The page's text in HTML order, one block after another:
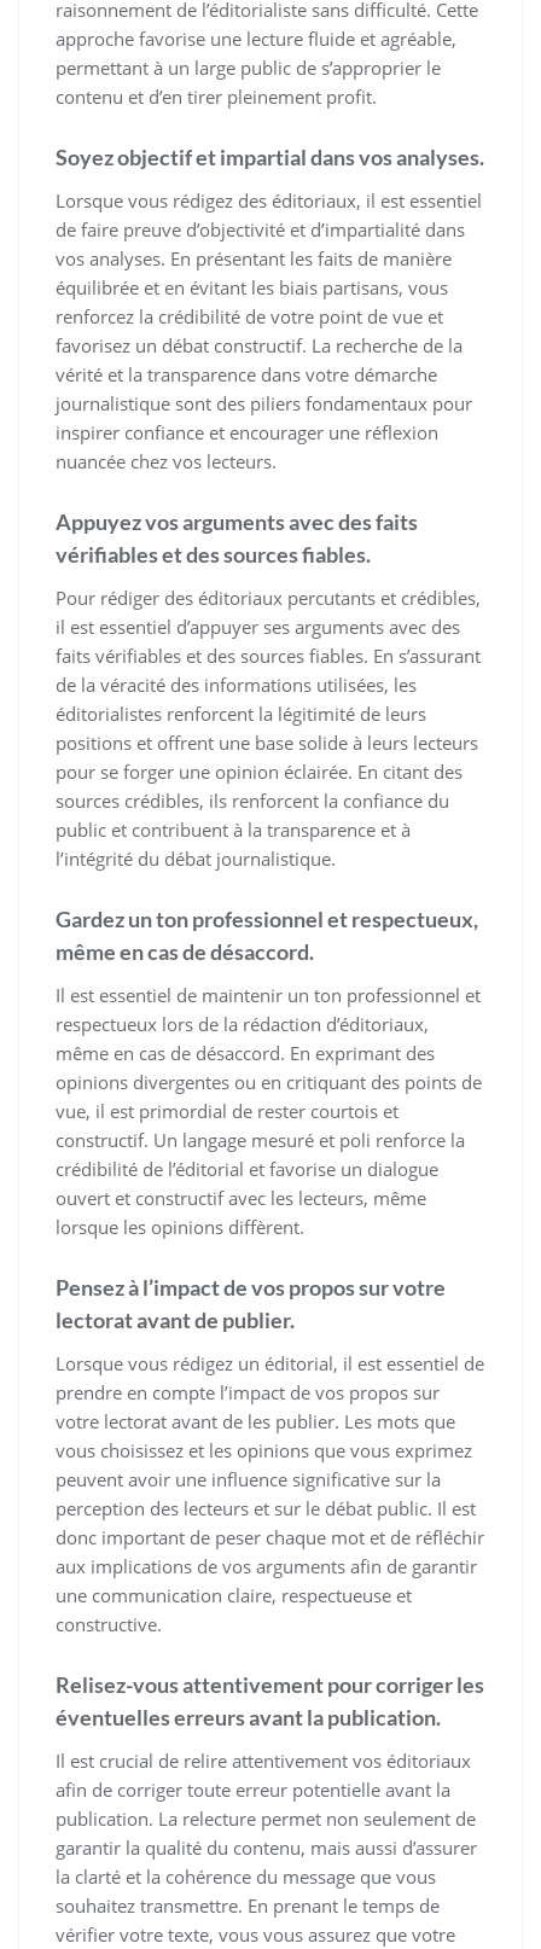
raisonnement de l’éditorialiste sans difficulté. Cette
approche favorise une lecture fluide et agréable,
permettant à un large public de s’approprier le
contenu et d’en tirer pleinement profit.
Soyez objectif et impartial dans vos analyses.
Lorsque vous rédigez des éditoriaux, il est essentiel
de faire preuve d’objectivité et d’impartialité dans
vos analyses. En présentant les faits de manière
équilibrée et en évitant les biais partisans, vous
renforcez la crédibilité de votre point de vue et
favorisez un débat constructif. La recherche de la
vérité et la transparence dans votre démarche
journalistique sont des piliers fondamentaux pour
inspirer confiance et encourager une réflexion
nuancée chez vos lecteurs.
Appuyez vos arguments avec des faits
vérifiables et des sources fiables.
Pour rédiger des éditoriaux percutants et crédibles,
il est essentiel d’appuyer ses arguments avec des
faits vérifiables et des sources fiables. En s’assurant
de la véracité des informations utilisées, les
éditorialistes renforcent la légitimité de leurs
positions et offrent une base solide à leurs lecteurs
pour se forger une opinion éclairée. En citant des
sources crédibles, ils renforcent la confiance du
public et contribuent à la transparence et à
l’intégrité du débat journalistique.
Gardez un ton professionnel et respectueux,
même en cas de désaccord.
Il est essentiel de maintenir un ton professionnel et
respectueux lors de la rédaction d’éditoriaux,
même en cas de désaccord. En exprimant des
opinions divergentes ou en critiquant des points de
vue, il est primordial de rester courtois et
constructif. Un langage mesuré et poli renforce la
crédibilité de l’éditorial et favorise un dialogue
ouvert et constructif avec les lecteurs, même
lorsque les opinions diffèrent.
Pensez à l’impact de vos propos sur votre
lectorat avant de publier.
Lorsque vous rédigez un éditorial, il est essentiel de
prendre en compte l’impact de vos propos sur
votre lectorat avant de les publier. Les mots que
vous choisissez et les opinions que vous exprimez
peuvent avoir une influence significative sur la
perception des lecteurs et sur le débat public. Il est
donc important de peser chaque mot et de réfléchir
aux implications de vos arguments afin de garantir
une communication claire, respectueuse et
constructive.
Relisez-vous attentivement pour corriger les
éventuelles erreurs avant la publication.
Il est crucial de relire attentivement vos éditoriaux
afin de corriger toute erreur potentielle avant la
publication. La relecture permet non seulement de
garantir la qualité du contenu, mais aussi d’assurer
la clarté et la cohérence du message que vous
souhaitez transmettre. En prenant le temps de
vérifier votre texte, vous vous assurez que votre